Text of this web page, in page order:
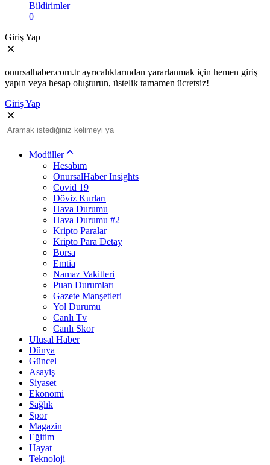
Bildirimler
0
Giriş Yap
onursalhaber.com.tr ayrıcalıklarından yararlanmak için hemen giriş
yapın veya hesap oluşturun, üstelik tamamen ücretsiz!
Giriş Yap
Modüller
Hesabım
OnursalHaber Insights
Covid 19
Döviz Kurları
Hava Durumu
Hava Durumu #2
Kripto Paralar
Kripto Para Detay
Borsa
Emtia
Namaz Vakitleri
Puan Durumları
Gazete Manşetleri
Yol Durumu
Canlı Tv
Canlı Skor
Ulusal Haber
Dünya
Güncel
Asayiş
Siyaset
Ekonomi
Sağlık
Spor
Magazin
Eğitim
Hayat
Teknoloji